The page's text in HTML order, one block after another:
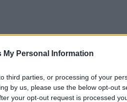
My Personal Information
third parties, or processing of your
by us, please use the below opt-out
your opt-out request is processed
κυβέρνηση που θα
συνασπισμού που θα
για την